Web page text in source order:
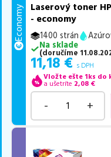
Economy
Laserový toner
- economy
1400 strán
Na sklade
(doručíme
11,18 € s DPH
Vložte ešte 1ks do
a ušetríte 2,08 €
- +